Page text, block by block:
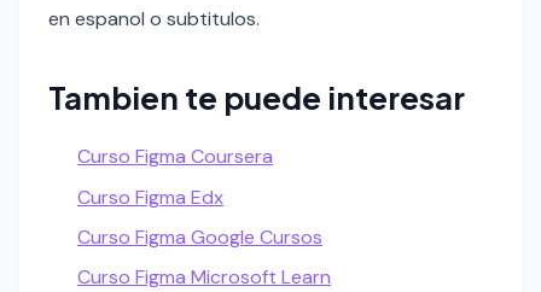
en espanol o subtitulos.
Tambien te puede interesar
Curso Figma Coursera
Curso Figma Edx
Curso Figma Google Cursos
Curso Figma Microsoft Learn